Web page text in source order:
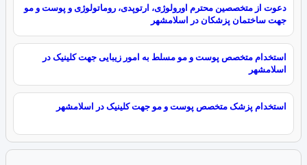
دعوت از متخصصین محترم اورولوژی، ارتوپدی، روماتولوژی و پوست و مو
جهت ساختمان پزشکان در اسلامشهر
استخدام متخصص پوست و مو مسلط به امور زیبایی جهت کلینیک در
اسلامشهر
استخدام پزشک متخصص پوست و مو جهت کلینیک در اسلامشهر